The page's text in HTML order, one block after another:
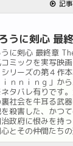
記
うに剣心 最
うに剣心 最終章
ミックを実写映
リーズの第４作
ｉｎｎｉｎｇ」か
タバレ有りです
社会を牛耳る武
殺害した、かつ
政府に恨みを持
とその仲間たち